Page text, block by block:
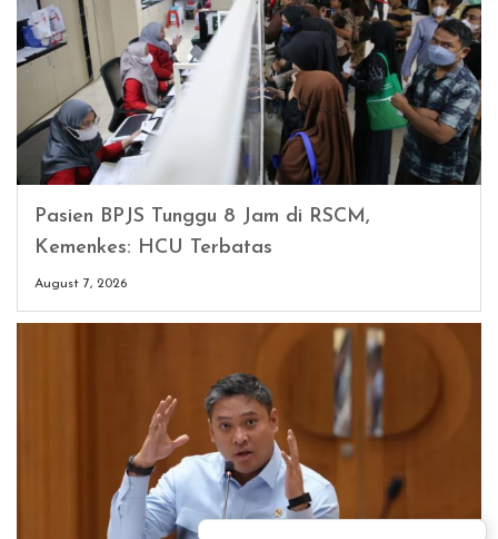
Pasien BPJS Tunggu 8 Jam di RSCM,
Kemenkes: HCU Terbatas
August 7, 2026